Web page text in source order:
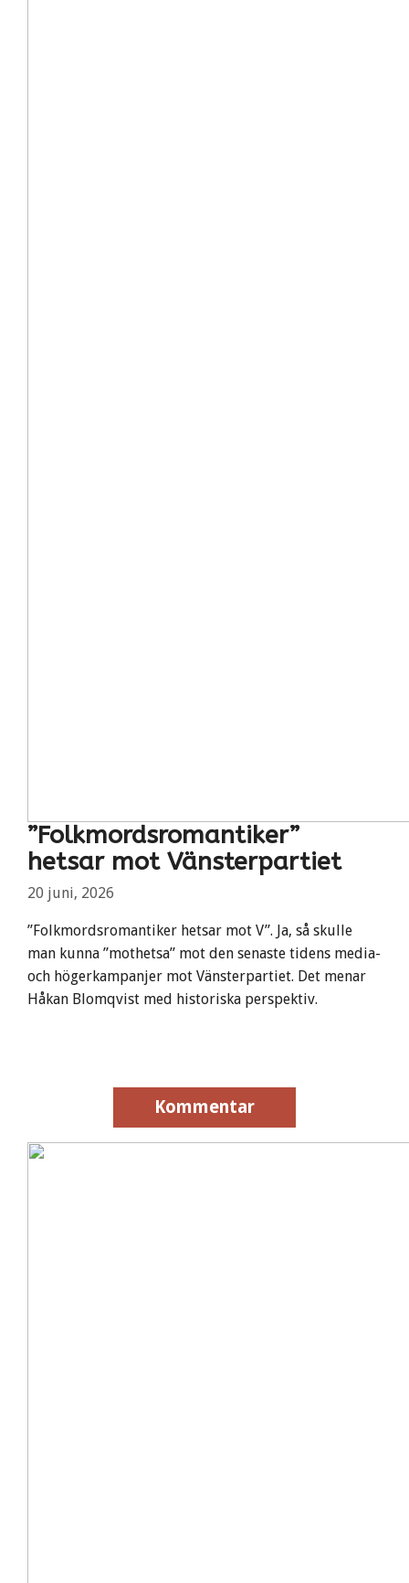
”Folkmordsromantiker”
hetsar mot Vänsterpartiet
20 juni, 2026
”Folkmordsromantiker hetsar mot V”. Ja, så skulle
man kunna ”mothetsa” mot den senaste tidens media-
och högerkampanjer mot Vänsterpartiet. Det menar
Håkan Blomqvist med historiska perspektiv.
Kommentar
Kommentar